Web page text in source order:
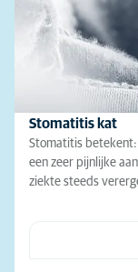
Stomatitis kat
Stomatitis
een zeer pijnlijke
ziekte steeds